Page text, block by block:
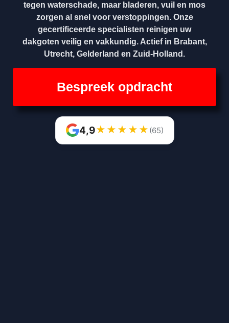
tegen waterschade, maar bladeren, vuil en mos
zorgen al snel voor verstoppingen. Onze
gecertificeerde specialisten reinigen uw
dakgoten veilig en vakkundig. Actief in Brabant,
Utrecht, Gelderland en Zuid-Holland.
Bespreek opdracht
4,9★ ★ ★ ★ ★ (65)